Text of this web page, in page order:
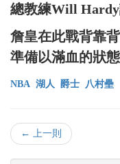
總教練Will Hardy
詹皇在此戰背靠
準備以滿血的狀
NBA 湖人 爵士 八村壘
← 上一則